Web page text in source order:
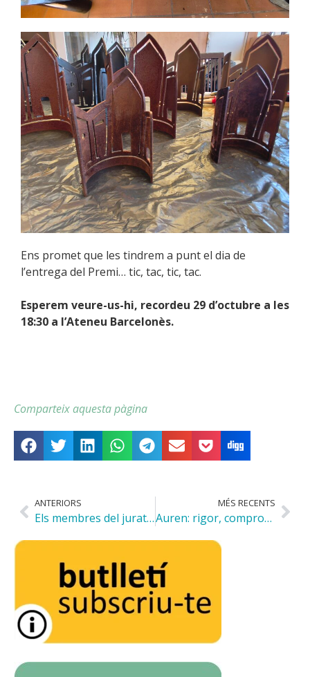
Ens promet que les tindrem a punt el dia de
l’entrega del Premi… tic, tac, tic, tac.
Esperem veure-us-hi, recordeu 29 d’octubre a les
18:30 a l’Ateneu Barcelonès.
Comparteix aquesta pàgina
ANTERIORS
Els membres del jurat del Premi Fundació Habitatge Social
MÉS RECENTS
Auren: rigor, compromís i valors al servei del bé comú